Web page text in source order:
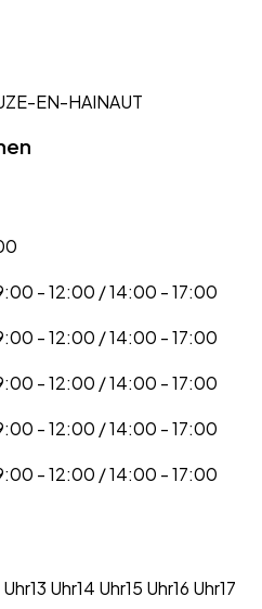
EN-HAINAUT
- 12:00 / 14:00 - 17:00
- 12:00 / 14:00 - 17:00
- 12:00 / 14:00 - 17:00
- 12:00 / 14:00 - 17:00
- 12:00 / 14:00 - 17:00
Uhr13 Uhr14 Uhr15 Uhr16 Uhr17